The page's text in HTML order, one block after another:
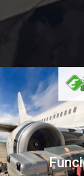
Cursos para la
en la